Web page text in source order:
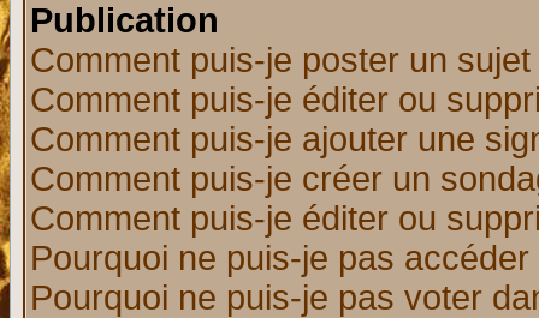
Publication
Comment puis-je poster un
Comment puis-je éditer ou
Comment puis-je ajouter une
Comment puis-je créer un
Comment puis-je éditer ou
Pourquoi ne puis-je pas
Pourquoi ne puis-je pas voter